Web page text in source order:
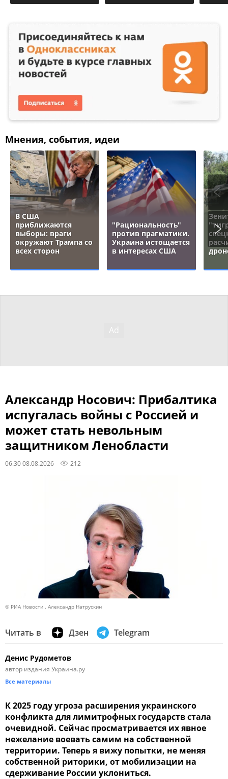
Мнения, события, идеи
В США
приближаются
выборы: враги
окружают Трампа со
всех сторон
"Рациональность"
против прагматики.
Украина истощается
в интересах США
Александр Носович: Прибалтика
испугалась войны с Россией и
может стать невольным
защитником Ленобласти
06:30 08.08.2026 212
© РИА Новости . Александр Натрускин
Читать в Дзен Telegram
Денис Рудометов
автор издания Украина.ру
Все материалы
К 2025 году угроза расширения украинского
конфликта для лимитрофных государств стала
очевидной. Сейчас просматривается их явное
нежелание воевать самим на собственной
территории. Теперь я вижу попытки, не меняя
собственной риторики, от мобилизации на
сдерживание России уклониться.